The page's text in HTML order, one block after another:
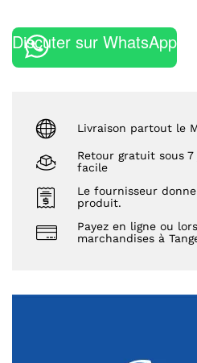
Discuter sur WhatsApp
Livraison partout le
Retour gratuit sous
facile
Le fournisseur
produit.
Payez en ligne ou
marchandises à